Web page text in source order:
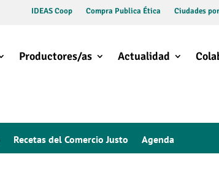
IDEAS Coop Compra Publica Ética Ciudades
Productores/as Actualidad
Recetas del Comercio Justo Agenda